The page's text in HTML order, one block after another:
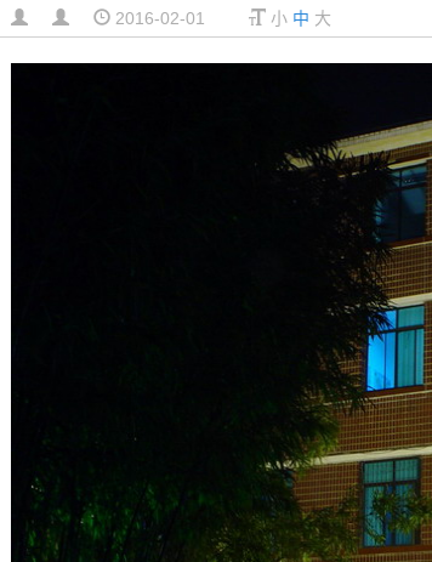
2016-02-01 小 中 大